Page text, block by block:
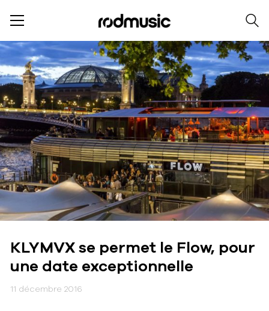
KLYMVX se permet le Flow, pour
une date exceptionnelle
11 décembre 2016